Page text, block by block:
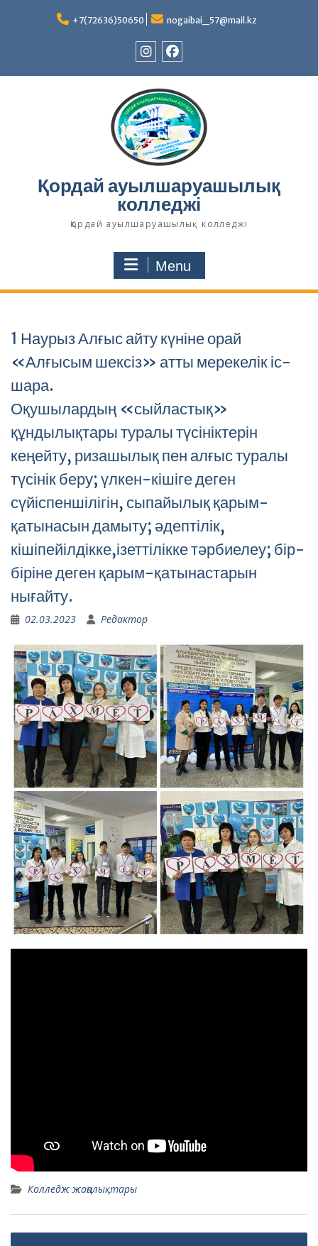
+7(72636)50650 nogaibai_57@mail.kz
Қордай ауылшаруашылық
колледжі
Қордай ауылшаруашылық колледжі
Menu
1 Наурыз Алғыс айту күніне орай
«Алғысым шексіз» атты мерекелік іс-
шара.
Оқушылардың «сыйластық»
құндылықтары туралы түсініктерін
кеңейту, ризашылық пен алғыс туралы
түсінік беру; үлкен-кішіге деген
сүйіспеншілігін, сыпайылық қарым-
қатынасын дамыту; әдептілік,
кішіпейілдікке,ізеттілікке тәрбиелеу; бір-
біріне деген қарым-қатынастарын
нығайту.
02.03.2023 Редактор
Колледж жаңалықтары
Навигация